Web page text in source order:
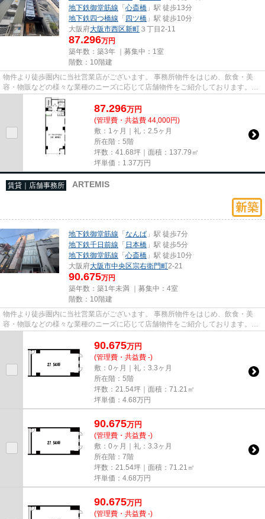
地下鉄御堂筋線 「心斎橋 」駅 徒歩13分
地下鉄四つ橋線 「四ツ橋 」駅 徒歩10分
大阪府大阪市西区新町 ３丁目2-11
87.296万円
築年数：築3年 ｜募集中： 1室
階数：10階建
物件より徒歩圏内に当社営業店がございます。 事務所物件をはじめ、飲食・美
容・物販などの様々な業種のニーズに応じて店舗物件をご紹介しております。
尚、弊社ではおとり広告は一切...
87.296万円
(管理費・共益費 44,000円)
敷：1ヶ月｜礼：2.5ヶ月
所在階：5階
坪数：41.68坪｜面積：137.79㎡
坪単価： 1.37万円
賃貸｜店舗事務所 ARTEMIS
地下鉄御堂筋線 「なんば 」駅 徒歩7分
地下鉄千日前線 「 日本橋 」駅 徒歩5分
地下鉄御堂筋線 「心斎橋 」駅 徒歩10分
大阪府大阪市中央区宗右衛門町2-21
90.675万円
築年数：築1年未満 ｜募集中： 4室
階数：10階建
物件より徒歩圏内に当社営業店がございます。 事務所物件をはじめ、飲食・美
容・物販などの様々な業種のニーズに応じて店舗物件をご紹介しております。
尚、弊社ではおとり広告は一切...
90.675万円
(管理費・共益費 -)
敷：0ヶ月｜礼：3.3ヶ月
所在階：5階
坪数：21.54坪｜面積：71.21㎡
坪単価： 4.68万円
90.675万円
(管理費・共益費 -)
敷：0ヶ月｜礼：3.3ヶ月
所在階：7階
坪数：21.54坪｜面積：71.21㎡
坪単価： 4.68万円
90.675万円
(管理費・共益費 -)